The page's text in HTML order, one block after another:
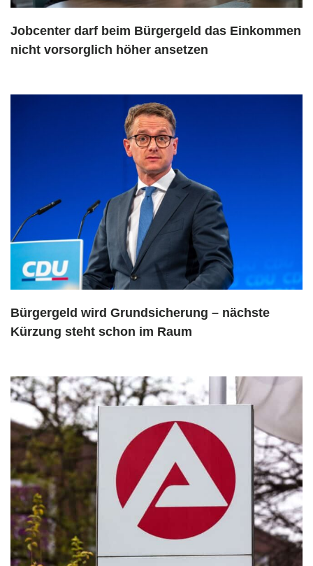
Jobcenter darf beim Bürgergeld das Einkommen
nicht vorsorglich höher ansetzen
Bürgergeld wird Grundsicherung – nächste
Kürzung steht schon im Raum